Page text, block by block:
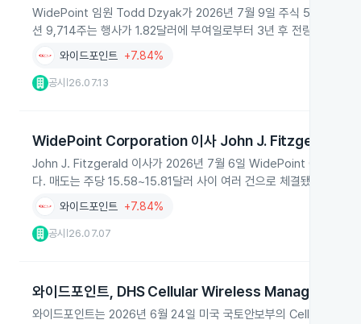
WidePoint 임원 Todd Dzyak가 2026년 7월 9일 주식 5,000주를
션 9,714주는 행사가 1.82달러에 부여일로부터 3년 후 전량 베스팅
와이드포인트 +7.84%
공시 26.07.13
WidePoint Corporation 이사 John J. Fitzgerald 주
John J. Fitzgerald 이사가 2026년 7월 6일 WidePoint
다. 매도는 주당 15.58~15.81달러 사이 여러 건으로 체결됐으며 개별
와이드포인트 +7.84%
공시 26.07.07
와이드포인트, DHS Cellular Wireless Managed
와이드포인트는 2026년 6월 24일 미국 국토안보부의 Cellular